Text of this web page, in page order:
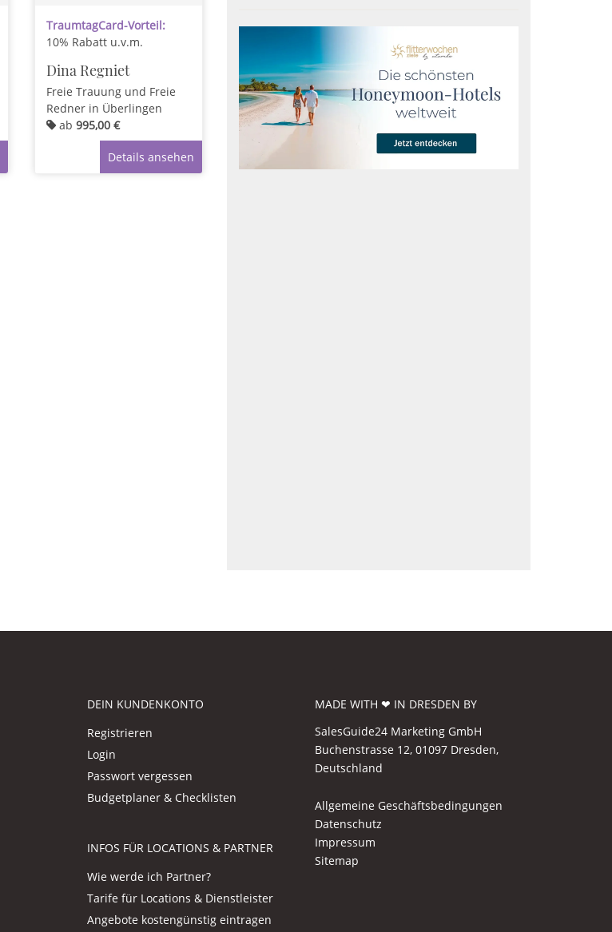
TraumtagCard-Vorteil:
10% Rabatt u.v.m.
Dina Regniet
Freie Trauung und Freie
Redner in Überlingen
ab995,00 €
Details ansehen
DEIN KUNDENKONTO
Registrieren
Login
Passwort vergessen
Budgetplaner & Checklisten
INFOS FÜR LOCATIONS & PARTNER
Wie werde ich Partner?
Tarife für Locations & Dienstleister
Angebote kostengünstig eintragen
MADE WITH ❤ IN DRESDEN BY
SalesGuide24 Marketing GmbH
Buchenstrasse 12, 01097 Dresden,
Deutschland
Allgemeine Geschäftsbedingungen
Datenschutz
Impressum
Sitemap